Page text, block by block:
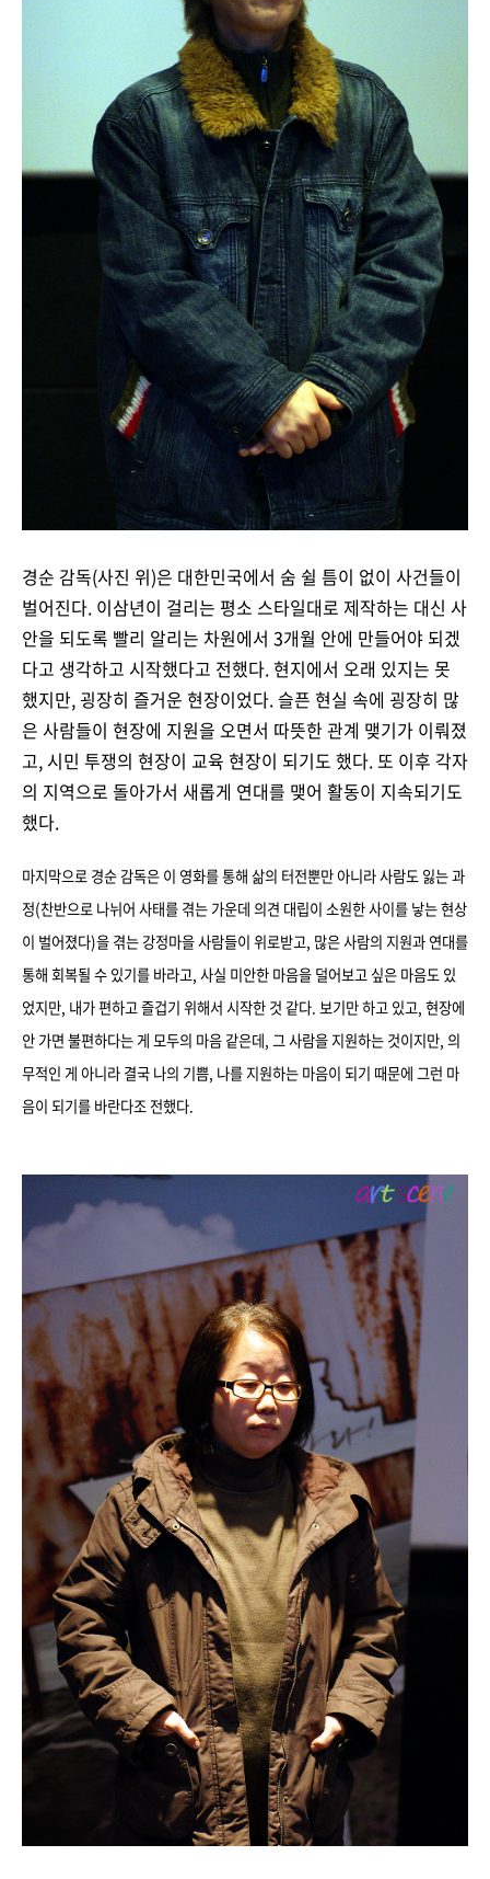
경순 감독(사진 위)은 대한민국에서 숨 쉴 틈이 없이 사건들이
벌어진다. 이삼년이 걸리는 평소 스타일대로 제작하는 대신 사
안을 되도록 빨리 알리는 차원에서 3개월 안에 만들어야 되겠
다고 생각하고 시작했다고 전했다. 현지에서 오래 있지는 못
했지만, 굉장히 즐거운 현장이었다. 슬픈 현실 속에 굉장히 많
은 사람들이 현장에 지원을 오면서 따뜻한 관계 맺기가 이뤄졌
고, 시민 투쟁의 현장이 교육 현장이 되기도 했다. 또 이후 각자
의 지역으로 돌아가서 새롭게 연대를 맺어 활동이 지속되기도
했다.
마지막으로 경순 감독은 이 영화를 통해 삶의 터전뿐만 아니라 사람도 잃는 과
정(찬반으로 나뉘어 사태를 겪는 가운데 의견 대립이 소원한 사이를 낳는 현상
이 벌어졌다)을 겪는 강정마을 사람들이 위로받고, 많은 사람의 지원과 연대를
통해 회복될 수 있기를 바라고, 사실 미안한 마음을 덜어보고 싶은 마음도 있
었지만, 내가 편하고 즐겁기 위해서 시작한 것 같다. 보기만 하고 있고, 현장에
안 가면 불편하다는 게 모두의 마음 같은데, 그 사람을 지원하는 것이지만, 의
무적인 게 아니라 결국 나의 기쁨, 나를 지원하는 마음이 되기 때문에 그런 마
음이 되기를 바란다조 전했다.